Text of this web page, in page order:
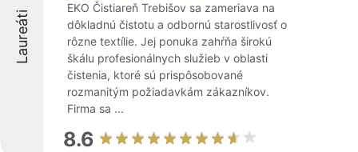
Laureáti
EKO Čistiareň Trebišov sa zameriava na
dôkladnú čistotu a odbornú starostlivosť o
rôzne textílie. Jej ponuka zahŕňa širokú
škálu profesionálnych služieb v oblasti
čistenia, ktoré sú prispôsobované
rozmanitým požiadavkám zákazníkov.
Firma sa ...
8.6